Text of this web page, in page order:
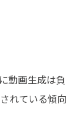
動画生成は負
れている傾向